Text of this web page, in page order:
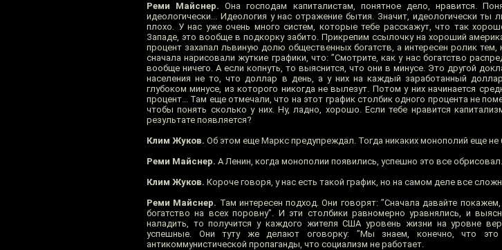
Реми Майснер. Она господам капиталистам, понятное дело, нравится.
идеологически... Идеология у нас отражение бытия. Значит, идеологически
плохо. У нас уже очень много систем, которые тебе расскажут, что так
Западе, это вообще в подкорку забито. Прикрепим ссылочку на хороший
процент захапал львиную долю общественных богатств, а интересен ролик
сначала нарисовали жуткие графики, что: ”Смотрите, как у нас богатство
вообще ничего. А если копнуть, то выяснится, что они в минусе. Это другой
населения не то, что доллар в день, а у них на каждый заработанный
глубоком минусе, из которого никогда не вылезут. Потом у них начинается
процент... Там еще отмечали, что на этот график столбик одного процента не
чтобы понять сколько у них. Ну, ладно, хорошо. Если тебе нравится
результате появляется?
Клим Жуков. Об этом еще Маркс предупреждал. Тогда никаких монополий еще не
Реми Майснер. А Ленин, когда монополии появились, успешно это все
Клим Жуков. Короче говоря, у нас есть такой график, но на самом деле все
Реми Майснер. Там интересен подход. Они говорят: ”Сначала давайте
богатство на всех поровну”. И эти столбики равномерно уравнялись, и
наладить, то получится у каждого жителя США уровень жизни на уровне
успешные. Они туту же делают оговорку: ”Мы знаем, конечно, что это
антикоммунистической пропаганды, что социализм не работает.